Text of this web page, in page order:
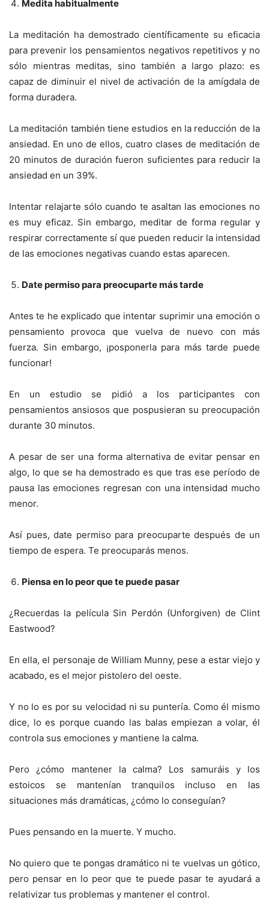
Medita habitualmente
La meditación ha demostrado científicamente su eficacia
para prevenir los pensamientos negativos repetitivos y no
sólo mientras meditas, sino también a largo plazo: es
capaz de diminuir el nivel de activación de la amígdala de
forma duradera.
La meditación también tiene estudios en la reducción de la
ansiedad. En uno de ellos, cuatro clases de meditación de
20 minutos de duración fueron suficientes para reducir la
ansiedad en un 39%.
Intentar relajarte sólo cuando te asaltan las emociones no
es muy eficaz. Sin embargo, meditar de forma regular y
respirar correctamente sí que pueden reducir la intensidad
de las emociones negativas cuando estas aparecen.
Date permiso para preocuparte más tarde
Antes te he explicado que intentar suprimir una emoción o
pensamiento provoca que vuelva de nuevo con más
fuerza. Sin embargo, ¡posponerla para más tarde puede
funcionar!
En un estudio se pidió a los participantes con
pensamientos ansiosos que pospusieran su preocupación
durante 30 minutos.
A pesar de ser una forma alternativa de evitar pensar en
algo, lo que se ha demostrado es que tras ese período de
pausa las emociones regresan con una intensidad mucho
menor.
Así pues, date permiso para preocuparte después de un
tiempo de espera. Te preocuparás menos.
Piensa en lo peor que te puede pasar
¿Recuerdas la película Sin Perdón (Unforgiven) de Clint
Eastwood?
En ella, el personaje de William Munny, pese a estar viejo y
acabado, es el mejor pistolero del oeste.
Y no lo es por su velocidad ni su puntería. Como él mismo
dice, lo es porque cuando las balas empiezan a volar, él
controla sus emociones y mantiene la calma.
Pero ¿cómo mantener la calma? Los samuráis y los
estoicos se mantenían tranquilos incluso en las
situaciones más dramáticas, ¿cómo lo conseguían?
Pues pensando en la muerte. Y mucho.
No quiero que te pongas dramático ni te vuelvas un gótico,
pero pensar en lo peor que te puede pasar te ayudará a
relativizar tus problemas y mantener el control.